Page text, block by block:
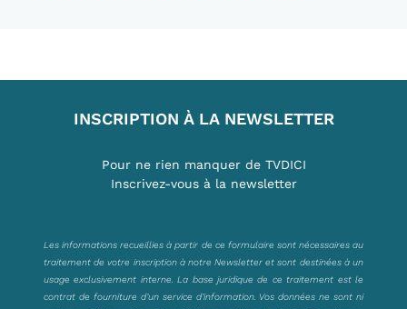
INSCRIPTION À LA NEWSLETTER
Pour ne rien manquer de TVDICI
Inscrivez-vous à la newsletter
Les informations recueillies à partir de ce formulaire sont nécessaires au
traitement de votre inscription à notre Newsletter et sont destinées à un
usage exclusivement interne. La base juridique de ce traitement est le
contrat de fourniture d’un service d’information. Vos données ne sont ni